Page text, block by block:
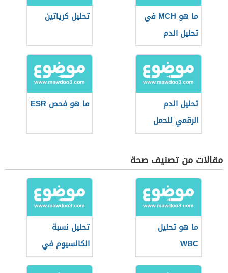
ما هو MCH في
تحليل الدم
تحليل كرياتين
تحليل الدم
الرقمي للحمل
ما هو فحص ESR
مقالات من تصنيف صحة
ما هو تحليل
WBC
تحليل نسبة
الكالسيوم في
الدم